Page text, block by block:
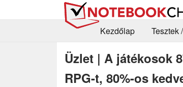
Kezdőlap
Tesztek
Üzlet | A játékosok
RPG-t, 80%-os